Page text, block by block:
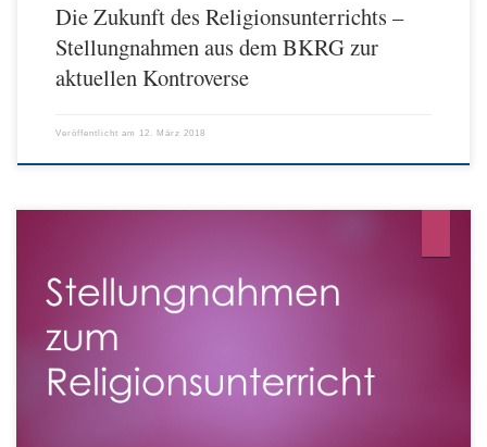
Die Zukunft des Religionsunterrichts –
Stellungnahmen aus dem BKRG zur
aktuellen Kontroverse
Veröffentlicht am 12. März 2018
Erklärung des ZDK: Für eine Stärkung des konfessionellen Religionsunterrichts
Austausch setzt sich das Zentralkomitee der deutschen Katholiken (ZdK) in einer
unterstützt damit ausdrücklich die von der Deutschen Bischofskonferenz
vorgelegten Rahmenempfehlungen […]